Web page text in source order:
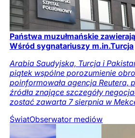
Państwa muzułmańskie
Wśród sygnatariuszy m.in.Turcja
Arabia Saudyjska, Turcja i
piątek wspólne porozumienie
poinformowała agencja Reutera,
źródła znające szczegóły
zostać zawarta 7 sierpnia w
ŚwiatObserwator mediów